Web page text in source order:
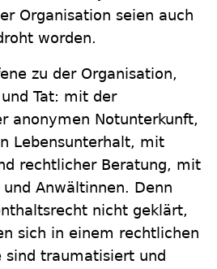
Organisation seien auch
worden.
zu der Organisation,
Tat: mit der
anonymen Notunterkunft,
Lebensunterhalt, mit
rechtlicher Beratung, mit
Anwältinnen. Denn
nicht geklärt,
sich in einem rechtlichen
sind traumatisiert und